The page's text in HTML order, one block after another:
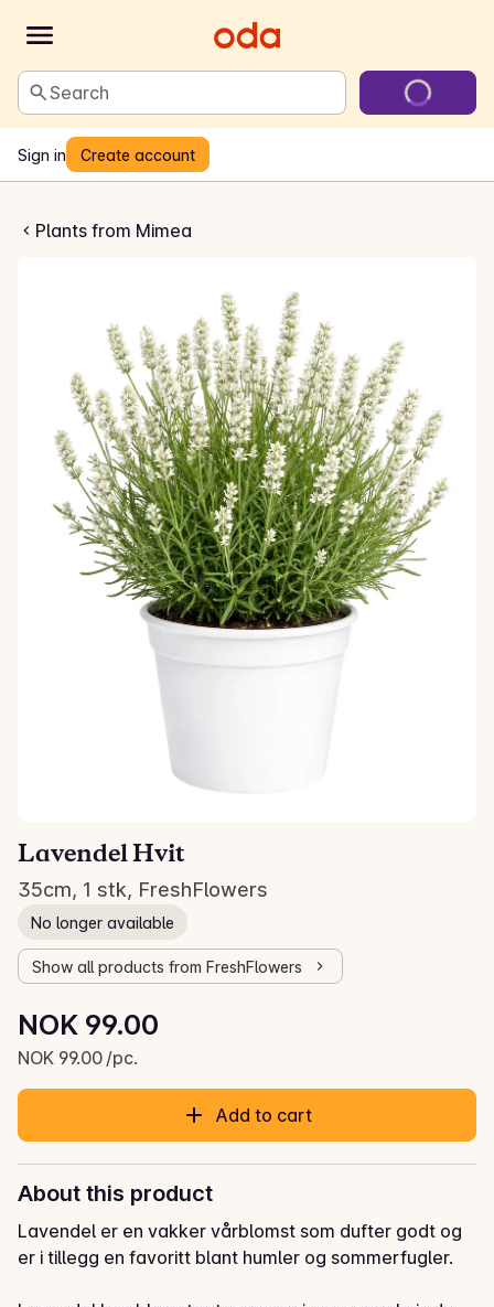
Search
Sign in Create account
Plants from Mimea
Hvit
Lavendel Hvit
35cm, 1 stk, FreshFlowers
No longer available
Show all products from FreshFlowers
Current price is: NOK 99.00
NOK 99.00
NOK 99.00 /pc.
Unit price: NOK 99.00 /pc.
Add to cart
About this product
Lavendel er en vakker vårblomst som dufter godt og
er i tillegg en favoritt blant humler og sommerfugler.